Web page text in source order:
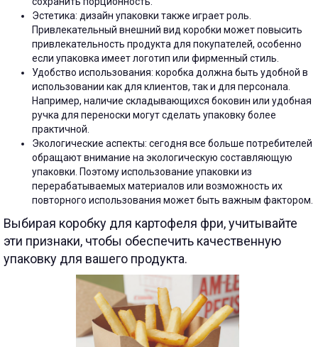
Эстетика: дизайн упаковки также играет роль.
Привлекательный внешний вид коробки может повысить
привлекательность продукта для покупателей, особенно
если упаковка имеет логотип или фирменный стиль.
Удобство использования: коробка должна быть удобной в
использовании как для клиентов, так и для персонала.
Например, наличие складывающихся боковин или удобная
ручка для переноски могут сделать упаковку более
практичной.
Экологические аспекты: сегодня все больше потребителей
обращают внимание на экологическую составляющую
упаковки. Поэтому использование упаковки из
перерабатываемых материалов или возможность их
повторного использования может быть важным фактором.
Выбирая коробку для картофеля фри, учитывайте
эти признаки, чтобы обеспечить качественную
упаковку для вашего продукта.